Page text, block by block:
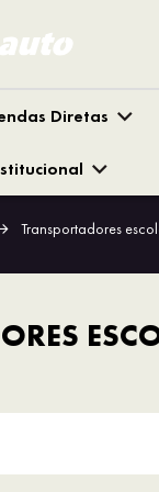
Diretas
Transportadores